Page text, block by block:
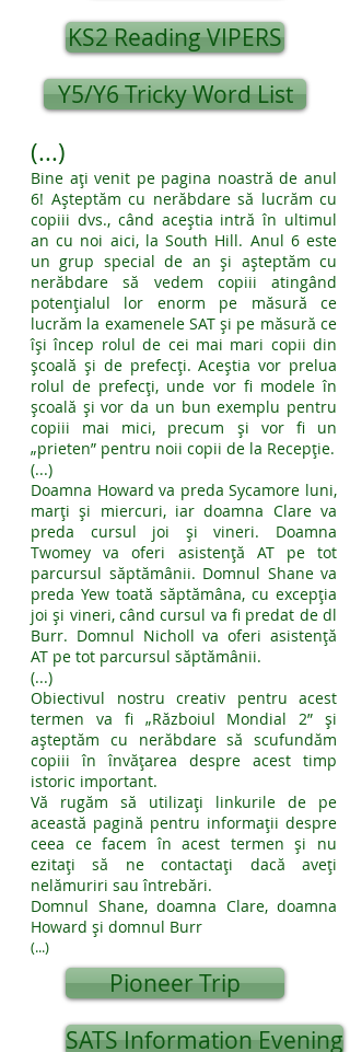
KS2 Reading VIPERS
Y5/Y6 Tricky Word List
(...)
Bine ați venit pe pagina noastră de anul
6! Așteptăm cu nerăbdare să lucrăm cu
copiii dvs., când aceștia intră în ultimul
an cu noi aici, la South Hill. Anul 6 este
un grup special de an și așteptăm cu
nerăbdare să vedem copiii atingând
potențialul lor enorm pe măsură ce
lucrăm la examenele SAT și pe măsură ce
își încep rolul de cei mai mari copii din
școală și de prefecți. Aceștia vor prelua
rolul de prefecți, unde vor fi modele în
școală și vor da un bun exemplu pentru
copiii mai mici, precum și vor fi un
„prieten” pentru noii copii de la Recepție.
(...)
Doamna Howard va preda Sycamore luni,
marți și miercuri, iar doamna Clare va
preda cursul joi și vineri. Doamna
Twomey va oferi asistență AT pe tot
parcursul săptămânii. Domnul Shane va
preda Yew toată săptămâna, cu excepția
joi și vineri, când cursul va fi predat de dl
Burr. Domnul Nicholl va oferi asistență
AT pe tot parcursul săptămânii.
(...)
Obiectivul nostru creativ pentru acest
termen va fi „Războiul Mondial 2” și
așteptăm cu nerăbdare să scufundăm
copiii în învățarea despre acest timp
istoric important.
Vă rugăm să utilizați linkurile de pe
această pagină pentru informații despre
ceea ce facem în acest termen și nu
ezitați să ne contactați dacă aveți
nelămuriri sau întrebări.
Domnul Shane, doamna Clare, doamna
Howard și domnul Burr
(...)
Pioneer Trip
SATS Information Evening